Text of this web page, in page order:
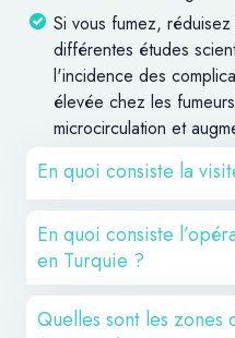
Si vous fumez,
différentes études
l'incidence des
élevée chez les
microcirculation et
En quoi consiste la
Lors de la visite
en Turquie, le
et les résultats qui
également que vous
pouvez affronter
En quoi consiste
en Turquie ?
Laliposuccion
Quelles sont les